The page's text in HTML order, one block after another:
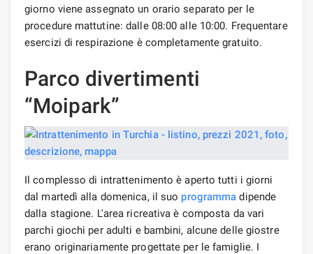
giorno viene assegnato un orario separato per le
procedure mattutine: dalle 08:00 alle 10:00. Frequentare
esercizi di respirazione è completamente gratuito.
Parco divertimenti
“Moipark”
Il complesso di intrattenimento è aperto tutti i giorni
dal martedì alla domenica, il suo programma dipende
dalla stagione. L'area ricreativa è composta da vari
parchi giochi per adulti e bambini, alcune delle giostre
erano originariamente progettate per le famiglie. I